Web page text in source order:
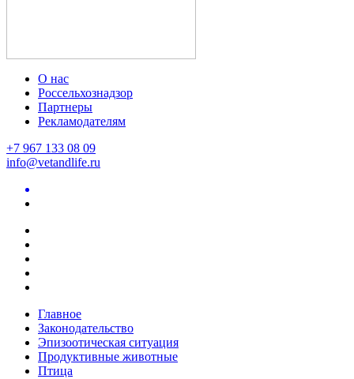
О нас
Россельхознадзор
Партнеры
Рекламодателям
+7 967 133 08 09
info@vetandlife.ru
Главное
Законодательство
Эпизоотическая ситуация
Продуктивные животные
Птица